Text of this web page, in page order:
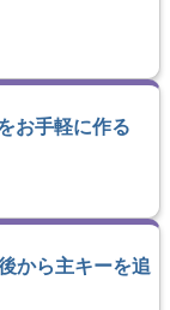
お手軽に作る
から主キーを追